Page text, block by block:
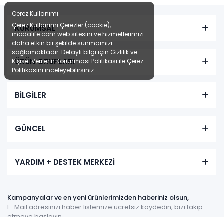
KURUMSAL
ÜRÜN GRUPLARI
BİLGİLER
GÜNCEL
YARDIM + DESTEK MERKEZİ
Kampanyalar ve en yeni ürünlerimizden haberiniz olsun,
E-Mail adresinizi haber listemize ücretsiz kaydedin, bizi takip
Çerez Kullanımı
Çerez Kullanımı Çerezler (cookie),
modalife.com web sitesini ve hizmetlerimizi
daha etkin bir şekilde sunmamızı
sağlamaktadır. Detaylı bilgi için Gizlilik ve
Kişisel Verilerin Korunması Politikası ile Çerez
Politikasını inceleyebilirsiniz.